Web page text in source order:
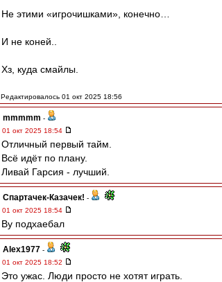
Не этими «игрочишками», конечно…
И не коней..
Хз, куда смайлы.
Редактировалось 01 окт 2025 18:56
mmmmm -
01 окт 2025 18:54
Отличный первый тайм.
Всё идёт по плану.
Ливай Гарсия - лучший.
Спартачек-Казачек! -
01 окт 2025 18:54
Ву подхаебал
Alex1977 -
01 окт 2025 18:52
Это ужас. Люди просто не хотят играть.